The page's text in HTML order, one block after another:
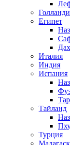
Египет
Италия
Индия
Испания
Тайланд
Турция